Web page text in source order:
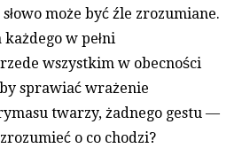
może być źle zrozumiane.
w pełni
wszystkim w obecności
sprawiać wrażenie
twarzy, żadnego gestu —
o co chodzi?